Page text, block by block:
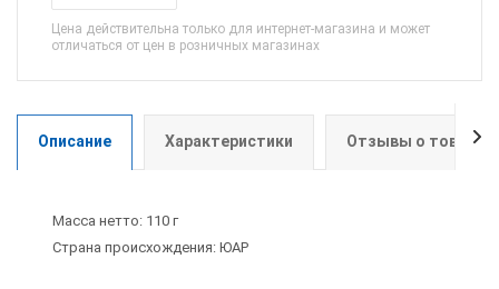
Цена действительна только для интернет-магазина и может
отличаться от цен в розничных магазинах
Описание Характеристики Отзывы о товаре
Масса нетто: 110 г
Страна происхождения: ЮАР